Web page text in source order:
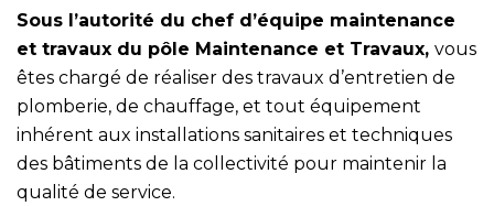
Sous l’autorité du chef d’équipe maintenance
et travaux du pôle Maintenance et Travaux, vous
êtes chargé de réaliser des travaux d’entretien de
plomberie, de chauffage, et tout équipement
inhérent aux installations sanitaires et techniques
des bâtiments de la collectivité pour maintenir la
qualité de service.